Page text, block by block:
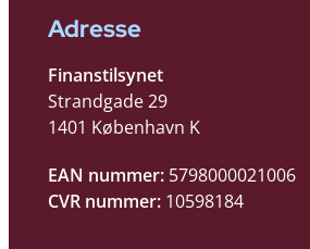
Adresse
Finanstilsynet
Strandgade 29
1401 København K
EAN nummer: 5798000021006
CVR nummer: 10598184